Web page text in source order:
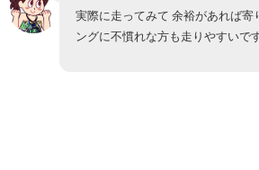
お知らせ: Twitter(ツイッター)でも
まとめ: 川岸を走って気分転換がで
実際に走ってみて 余裕があれば寄
ングに不慣れな方も走りやすいで